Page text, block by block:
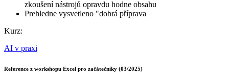
zkoušení nástrojů opravdu hodne obsahu
Prehledne vysvetleno "dobrá příprava
Kurz:
AI v praxi
Reference z workshopu Excel pro začátečníky (03/2025)